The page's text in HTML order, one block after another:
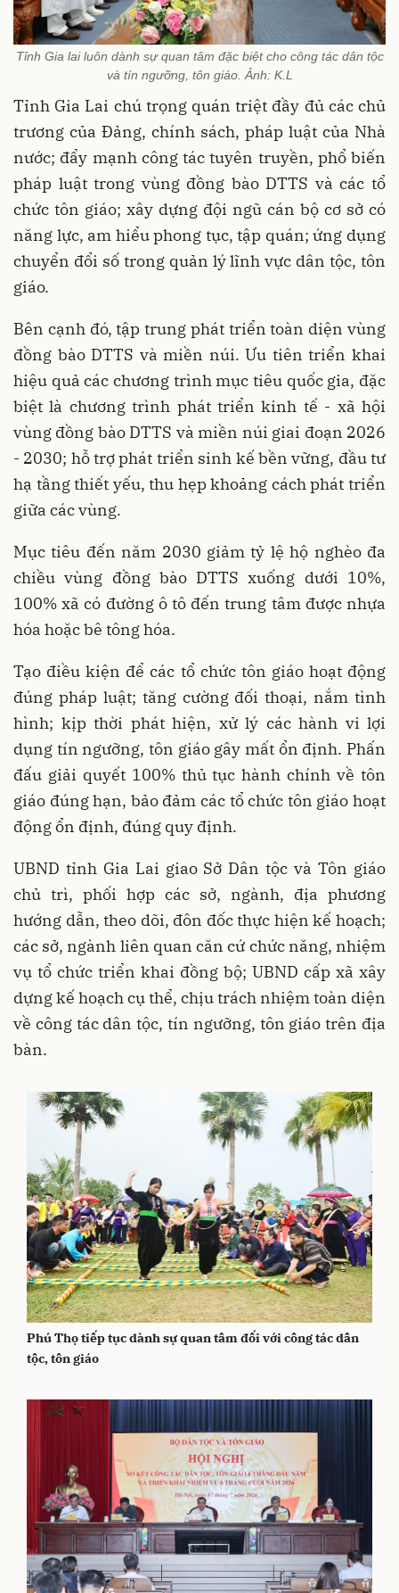
Tỉnh Gia lai luôn dành sự quan tâm đặc biệt cho công tác dân tộc
và tín ngưỡng, tôn giáo. Ảnh: K.L
Tỉnh Gia Lai chú trọng quán triệt đầy đủ các chủ
trương của Đảng, chính sách, pháp luật của Nhà
nước; đẩy mạnh công tác tuyên truyền, phổ biến
pháp luật trong vùng đồng bào DTTS và các tổ
chức tôn giáo; xây dựng đội ngũ cán bộ cơ sở có
năng lực, am hiểu phong tục, tập quán; ứng dụng
chuyển đổi số trong quản lý lĩnh vực dân tộc, tôn
giáo.
Bên cạnh đó, tập trung phát triển toàn diện vùng
đồng bào DTTS và miền núi. Ưu tiên triển khai
hiệu quả các chương trình mục tiêu quốc gia, đặc
biệt là chương trình phát triển kinh tế - xã hội
vùng đồng bào DTTS và miền núi giai đoạn 2026
- 2030; hỗ trợ phát triển sinh kế bền vững, đầu tư
hạ tầng thiết yếu, thu hẹp khoảng cách phát triển
giữa các vùng.
Mục tiêu đến năm 2030 giảm tỷ lệ hộ nghèo đa
chiều vùng đồng bào DTTS xuống dưới 10%,
100% xã có đường ô tô đến trung tâm được nhựa
hóa hoặc bê tông hóa.
Tạo điều kiện để các tổ chức tôn giáo hoạt động
đúng pháp luật; tăng cường đối thoại, nắm tình
hình; kịp thời phát hiện, xử lý các hành vi lợi
dụng tín ngưỡng, tôn giáo gây mất ổn định. Phấn
đấu giải quyết 100% thủ tục hành chính về tôn
giáo đúng hạn, bảo đảm các tổ chức tôn giáo hoạt
động ổn định, đúng quy định.
UBND tỉnh Gia Lai giao Sở Dân tộc và Tôn giáo
chủ trì, phối hợp các sở, ngành, địa phương
hướng dẫn, theo dõi, đôn đốc thực hiện kế hoạch;
các sở, ngành liên quan căn cứ chức năng, nhiệm
vụ tổ chức triển khai đồng bộ; UBND cấp xã xây
dựng kế hoạch cụ thể, chịu trách nhiệm toàn diện
về công tác dân tộc, tín ngưỡng, tôn giáo trên địa
bàn.
Phú Thọ tiếp tục dành sự quan tâm đối với công tác dân
tộc, tôn giáo